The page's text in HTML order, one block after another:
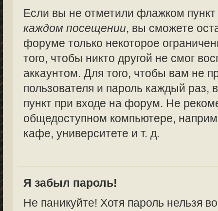
Если вы не отметили флажком
каждом посещении, вы сможете
форуме только некоторое
того, чтобы никто другой не смог
аккаунтом. Для того, чтобы вам не
пользователя и пароль каждый
пункт при входе на форум. Не
общедоступном компьютере,
кафе, университете и т. д.
Я забыл пароль!
Не паникуйте! Хотя пароль нельзя